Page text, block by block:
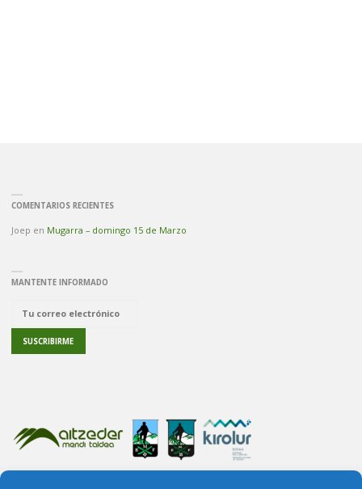
COMENTARIOS RECIENTES
Joep en Mugarra – domingo 15 de Marzo
MANTENTE INFORMADO